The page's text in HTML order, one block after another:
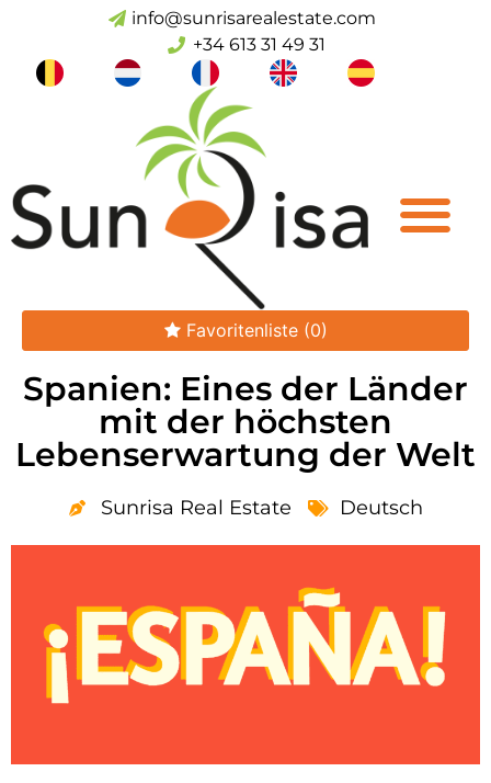
info@sunrisarealestate.com
+34 613 31 49 31
Favoritenliste (0)
Spanien: Eines der Länder
mit der höchsten
Lebenserwartung der Welt
Sunrisa Real Estate Deutsch